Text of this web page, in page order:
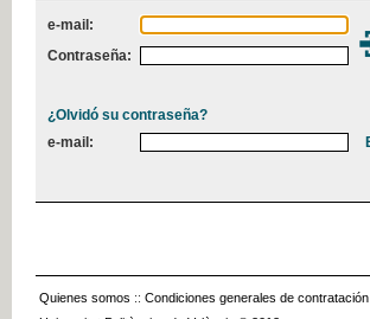
e-mail:
Contraseña:
¿Olvidó su contraseña?
e-mail:
Quienes somos :: Condiciones generales de contratación